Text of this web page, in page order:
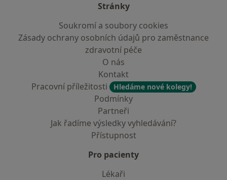
Stránky
Soukromí a soubory cookies
Zásady ochrany osobních údajů pro zaměstnance
zdravotní péče
O nás
Kontakt
Pracovní příležitosti
Hledáme nové kolegy!
Podmínky
Partneři
Jak řadíme výsledky vyhledávání?
Přístupnost
Pro pacienty
Lékaři